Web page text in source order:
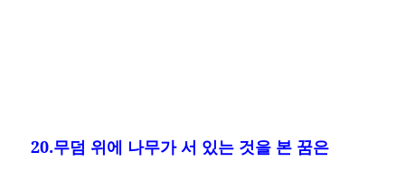
20.무덤 위에 나무가 서 있는 것을 본 꿈은